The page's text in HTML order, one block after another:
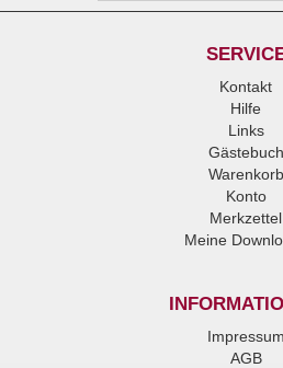
Kontakt
Hilfe
Links
Gästebuch
Warenkorb
Konto
Merkzettel
Meine
Impressum
AGB